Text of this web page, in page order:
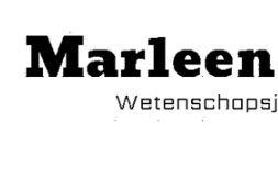
inhoud
springen